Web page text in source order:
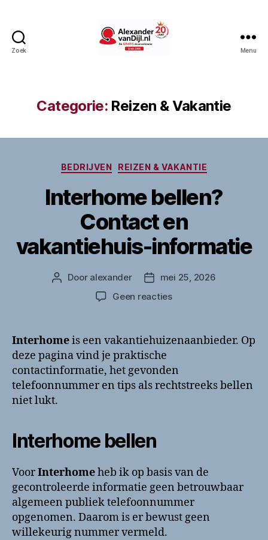
Zoek Menu
Categorie: Reizen & Vakantie
Categorieën
BEDRIJVEN REIZEN & VAKANTIE
Interhome bellen?
Contact en
vakantiehuis-informatie
Berichtauteur
Door alexander Berichtdatum
mei 25, 2026
Geen reactiesop
Contact
informatie
Interhomeis een vakantiehuizenaanbieder. Op
deze pagina vind je praktische
contactinformatie, het gevonden
telefoonnummer en tips als rechtstreeks bellen
niet lukt.
Interhome bellen
VoorInterhomeheb ik op basis van de
gecontroleerde informatie geen betrouwbaar
algemeen publiek telefoonnummer
opgenomen. Daarom is er bewust geen
willekeurig nummer vermeld.